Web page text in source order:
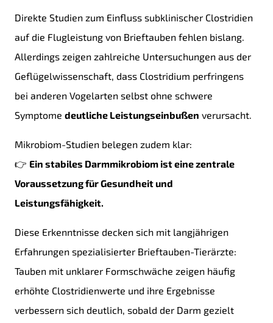
Direkte Studien zum Einfluss subklinischer Clostridien
auf die Flugleistung von Brieftauben fehlen bislang.
Allerdings zeigen zahlreiche Untersuchungen aus der
Geflügelwissenschaft, dass Clostridium perfringens
bei anderen Vogelarten selbst ohne schwere
Symptome deutliche Leistungseinbußen verursacht.
Mikrobiom-Studien belegen zudem klar:
👉 Ein stabiles Darmmikrobiom ist eine zentrale
Voraussetzung für Gesundheit und
Leistungsfähigkeit.
Diese Erkenntnisse decken sich mit langjährigen
Erfahrungen spezialisierter Brieftauben-Tierärzte:
Tauben mit unklarer Formschwäche zeigen häufig
erhöhte Clostridienwerte und ihre Ergebnisse
verbessern sich deutlich, sobald der Darm gezielt